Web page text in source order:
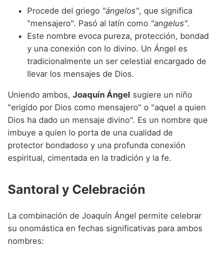
Procede del griego "ángelos", que significa
"mensajero". Pasó al latín como "angelus".
Este nombre evoca pureza, protección, bondad
y una conexión con lo divino. Un Ángel es
tradicionalmente un ser celestial encargado de
llevar los mensajes de Dios.
Uniendo ambos, Joaquín Ángel sugiere un niño
"erigido por Dios como mensajero" o "aquel a quien
Dios ha dado un mensaje divino". Es un nombre que
imbuye a quien lo porta de una cualidad de
protector bondadoso y una profunda conexión
espiritual, cimentada en la tradición y la fe.
Santoral y Celebración
La combinación de Joaquín Ángel permite celebrar
su onomástica en fechas significativas para ambos
nombres: